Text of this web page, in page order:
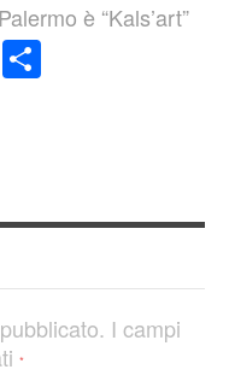
è “Kals’art”
Email
I campi
*